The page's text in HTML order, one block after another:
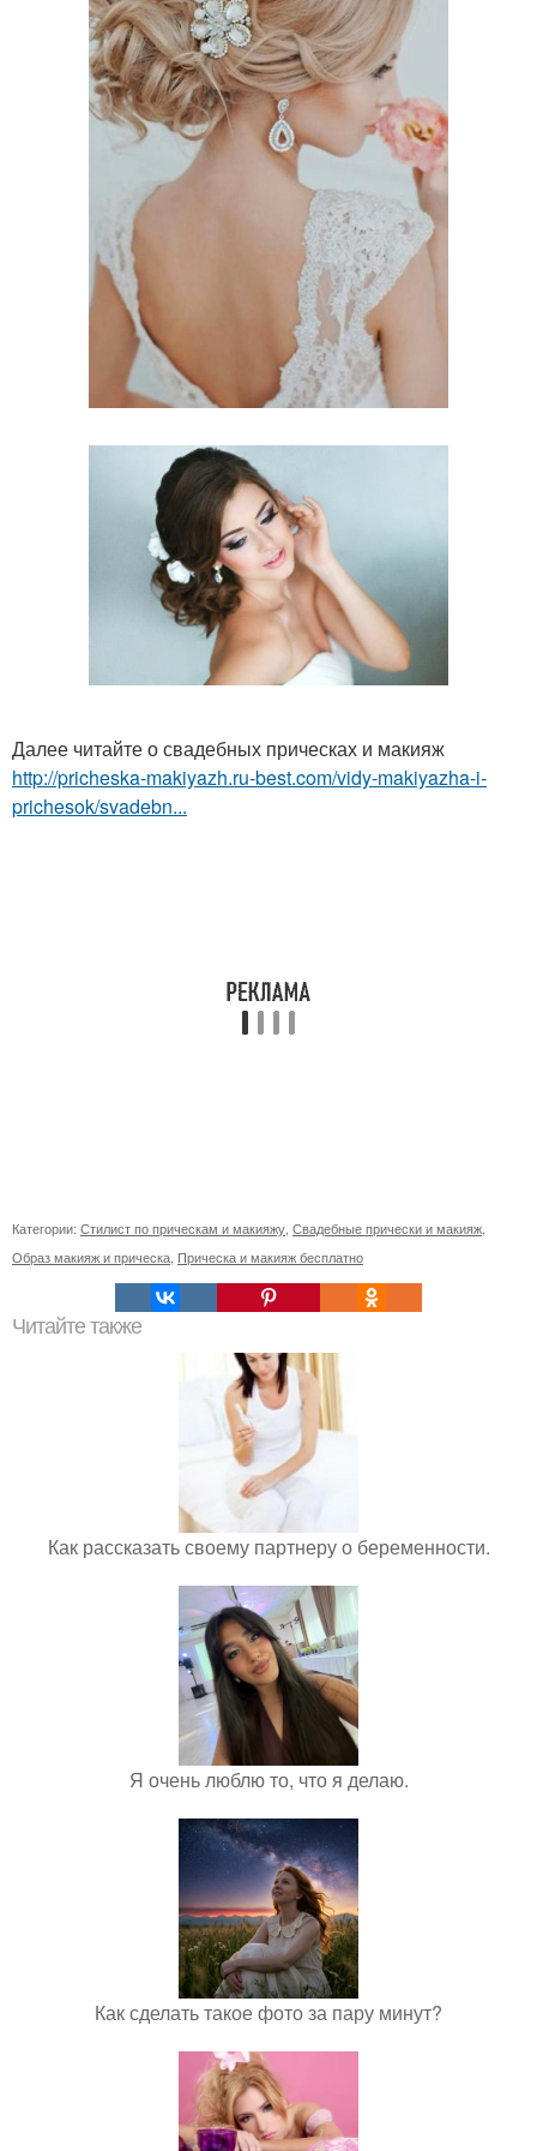
Далее читайте о свадебных прическах и макияж
http://pricheska-makiyazh.ru-best.com/vidy-makiyazha-i-
prichesok/svadebn...
Категории: Стилист по прическам и макияжу Свадебные прически и макияж
Образ макияж и прическа Прическа и макияж бесплатно
Читайте также
Как рассказать своему партнеру о беременности.
Я очень люблю то, что я делаю.
Как сделать такое фото за пару минут?